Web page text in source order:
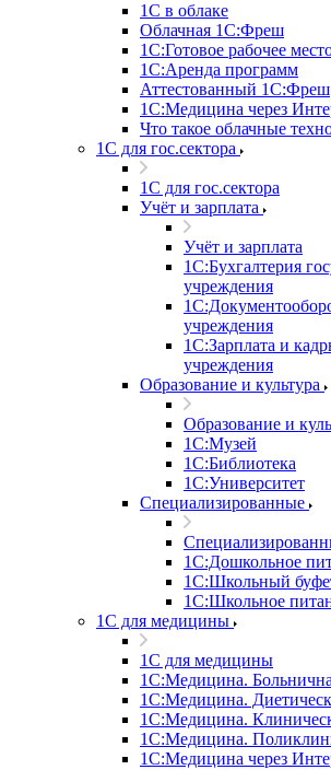
1C в облаке
Облачная 1С:Фреш
1С:Готовое рабочее
1C:Аренда программ
Аттестованный 1С:Фреш
1С:Медицина через
Что такое облачные
1С для гос.сектора
1С для гос.сектора
Учёт и зарплата
Учёт и зарплата
1С:Бухгалтерия
учреждения
учреждения
1С:Зарплата и
учреждения
Образование и культура
Образование и
1С:Музей
1С:Библиотека
1С:Университет
Специализированные
1С:Дошкольное
1С:Школьный
1С:Школьное
1С для медицины
1С для медицины
1С:Медицина.
1С:Медицина.
1С:Медицина.
1С:Медицина.
1С:Медицина через